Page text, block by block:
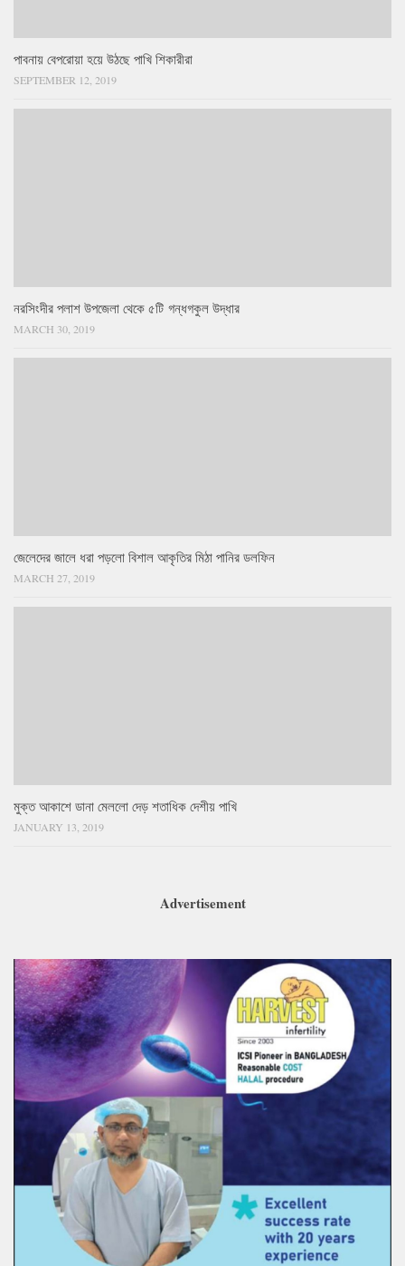
পাবনায় বেপরোয়া হয়ে উঠছে পাখি শিকারীরা
SEPTEMBER 12, 2019
নরসিংদীর পলাশ উপজেলা থেকে ৫টি গন্ধগকুল উদ্ধার
MARCH 30, 2019
জেলেদের জালে ধরা পড়লো বিশাল আকৃতির মিঠা পানির ডলফিন
MARCH 27, 2019
মুক্ত আকাশে ডানা মেললো দেড় শতাধিক দেশীয় পাখি
JANUARY 13, 2019
Advertisement